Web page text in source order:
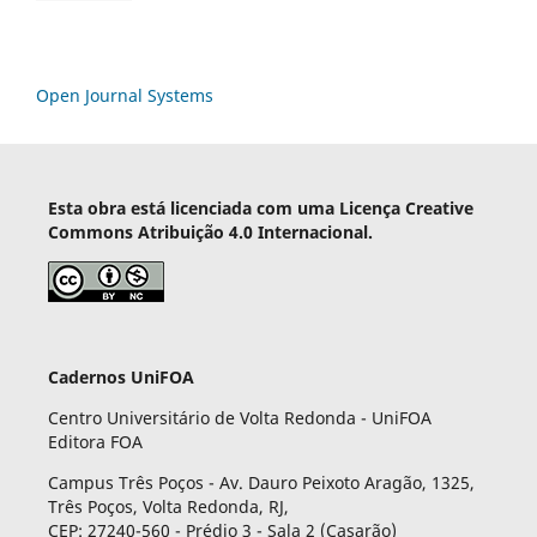
Open Journal Systems
Esta obra está licenciada com uma Licença Creative
Commons Atribuição 4.0 Internacional.
Cadernos UniFOA
Centro Universitário de Volta Redonda - UniFOA
Editora FOA
Campus Três Poços - Av. Dauro Peixoto Aragão, 1325,
Três Poços, Volta Redonda, RJ,
CEP: 27240-560 - Prédio 3 - Sala 2 (Casarão)